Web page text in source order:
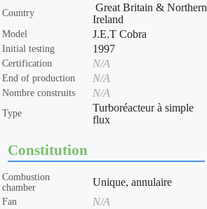
Country
Great Britain & Northern
Ireland
Model J.E.T Cobra
Initial testing 1997
Certification N/A
End of production N/A
Nombre construits N/A
Type
Turboréacteur à simple
flux
Constitution
Combustion
chamber
Unique, annulaire
Fan N/A